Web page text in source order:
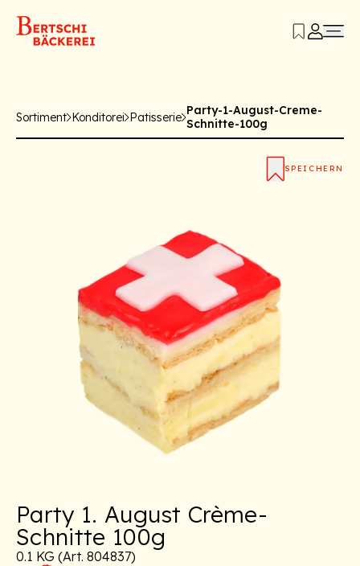
Sortiment Konditorei Patisserie Party-1-August-Creme-
Schnitte-100g
SPEICHERN
Party 1. August Crème-
Schnitte 100g
0.1 KG (Art. 804837)